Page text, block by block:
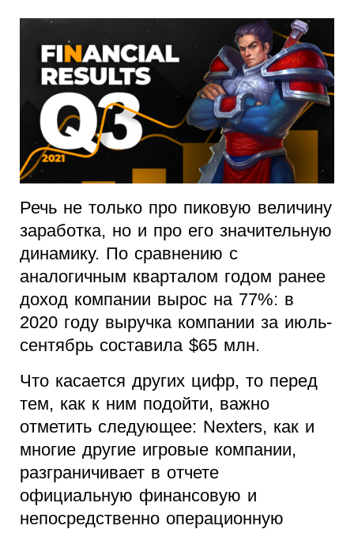
Речь не только про пиковую величину
заработка, но и про его значительную
динамику. По сравнению с
аналогичным кварталом годом ранее
доход компании вырос на 77%: в
2020 году выручка компании за июль-
сентябрь составила $65 млн.
Что касается других цифр, то перед
тем, как к ним подойти, важно
отметить следующее: Nexters, как и
многие другие игровые компании,
разграничивает в отчете
официальную финансовую и
непосредственно операционную